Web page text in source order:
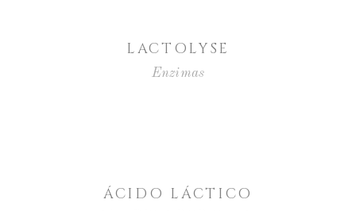
LACTOLYSE
Enzimas
ÁCIDO LÁCTICO